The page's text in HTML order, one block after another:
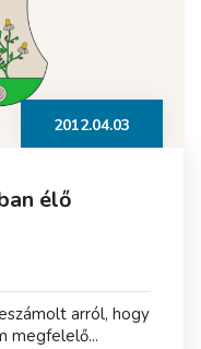
2012.04.03
élő
arról, hogy
megfelelő...